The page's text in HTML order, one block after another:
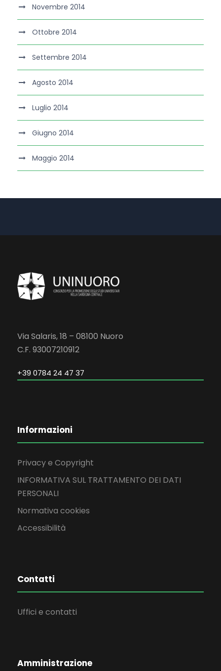
Novembre 2014
Ottobre 2014
Settembre 2014
Agosto 2014
Luglio 2014
Giugno 2014
Maggio 2014
Via Salaris, 18 – 08100 Nuoro
C.F. 93007210912
+39 0784 24 47 37
Informazioni
Privacy e Copyright
INFORMATIVA SUL TRATTAMENTO DEI DATI
PERSONALI
Normativa cookies
Accessibilità
Contatti
Uffici e contatti
Amministrazione